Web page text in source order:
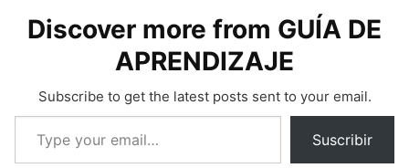
Discover more from GUÍA DE
APRENDIZAJE
Subscribe to get the latest posts sent to your email.
Type your email…
Suscribir